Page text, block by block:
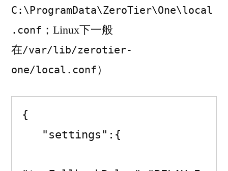
C:\ProgramData\ZeroTier\One\local
.conf ；Linux下一般
在/var/lib/zerotier-
one/local.conf）
{